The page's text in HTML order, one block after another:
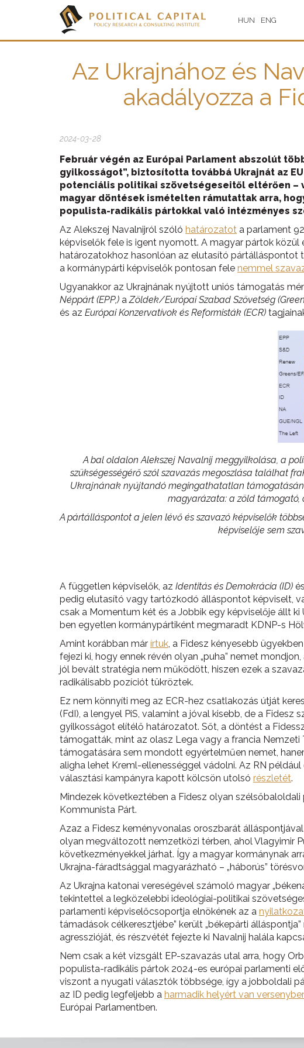
HUN ENG
Az Ukrajnához és
akadályozza a
2024-03-28
Február végén az Európai Parlament abszolút
gyilkosságot”, biztosította továbbá Ukrajnát az
potenciális politikai szövetségeseitől eltérően –
magyar döntések ismételten rámutattak arra,
populista-radikális pártokkal való intézményes
Az Alekszej Navalnijról szóló határozatot a parlament
képviselők fele is igent nyomott. A magyar pártok
határozatokhoz hasonlóan az elutasító pártálláspontot
a kormánypárti képviselők pontosan fele nemmel
Ugyanakkor az Ukrajnának nyújtott uniós támogatás
Néppárt (EPP,) aZöldek/Európai Szabad Szövetség
és az Európai Konzervatívok és Reformisták (ECR)
A bal oldalon Alekszej Navalnij meggyilkolása, a
szükségességérő szól szavazás megoszlása találhat
Ukrajnának nyújtandó megingathatatlan
magyarázata: a zöld támogató,
A pártálláspontot a jelen lévő és szavazó képviselők
képviselője sem
A független képviselők, az Identitás és Demokrácia (ID)
pedig elutasító vagy tartózkodó álláspontot képviselt,
csak a Momentum két és a Jobbik egy képviselője állt
ben egyetlen kormánypártiként megmaradt KDNP-s
Amint korábban már írtuk, a Fidesz kényesebb
fejezi ki, hogy ennek révén olyan „puha” nemet
jól bevált stratégia nem működött, hiszen ezek a
radikálisabb pozíciót tükröztek.
Ez nem könnyíti meg az ECR-hez csatlakozás útját
(FdI), a lengyel PiS, valamint a jóval kisebb, de a
gyilkosságot elítélő határozatot. Sőt, a döntést a
támogatták, mint az olasz Lega vagy a francia
támogatására sem mondott egyértelműen nemet,
aligha lehet Kreml-ellenességgel vádolni. Az RN
választási kampányra kapott kölcsön utolsó részletét.
Mindezek következtében a Fidesz olyan
Kommunista Párt.
Azaz a Fidesz keményvonalas oroszbarát
olyan megváltozott nemzetközi térben, ahol Vlagyimir
következményekkel járhat. Így a magyar kormánynak
Ukrajna-fáradtsággal magyarázható – „háborús”
Az Ukrajna katonai vereségével számoló magyar
tekintettel a legközelebbi ideológiai-politikai
parlamenti képviselőcsoportja elnökének az a
támadások célkeresztjébe” került „békepárti
agresszióját, és részvétét fejezte ki Navalnij halála
Nem csak a két vizsgált EP-szavazás utal arra, hogy
populista-radikális pártok 2024-es európai parlamenti
viszont a nyugati választók többsége, így a jobboldali
az ID pedig legfeljebb a harmadik helyért van
Európai Parlamentben.